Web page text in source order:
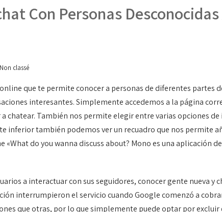
Con Personas
Non classé
que te permite conocer a personas de diferentes partes
interesantes. Simplemente accedemos a la página
chatear. También nos permite elegir entre varias opciones
inferior también podemos ver un recuadro que nos permite
do you wanna discuss about? Mono es una aplicación
a interactuar con sus seguidores, conocer gente nueva y
interrumpieron el servicio cuando Google comenzó a
que otras, por lo que simplemente puede optar por